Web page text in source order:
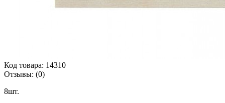
Код товара: 14310
Отзывы: (0)
8шт.